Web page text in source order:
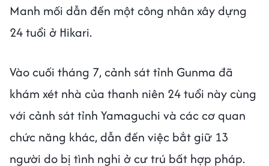
Manh mối dẫn đến một công nhân xây dựng
24 tuổi ở Hikari.
Vào cuối tháng 7, cảnh sát tỉnh Gunma đã
khám xét nhà của thanh niên 24 tuổi này cùng
với cảnh sát tỉnh Yamaguchi và các cơ quan
chức năng khác, dẫn đến việc bắt giữ 13
người do bị tình nghi ở cư trú bất hợp pháp.